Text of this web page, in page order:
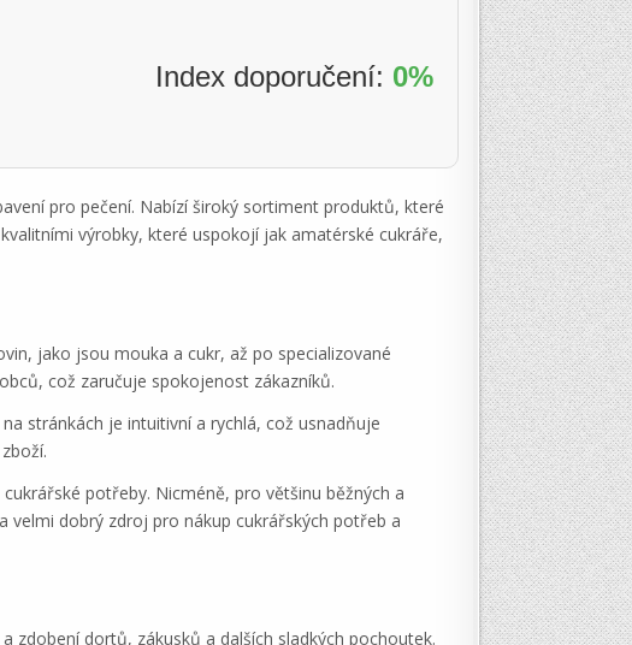
Index doporučení: 0%
pro pečení. Nabízí široký sortiment produktů, které
výrobky, které uspokojí jak amatérské cukráře,
jako jsou mouka a cukr, až po specializované
což zaručuje spokojenost zákazníků.
stránkách je intuitivní a rychlá, což usnadňuje
potřeby. Nicméně, pro většinu běžných a
velmi dobrý zdroj pro nákup cukrářských potřeb a
zdobení dortů, zákusků a dalších sladkých pochoutek.